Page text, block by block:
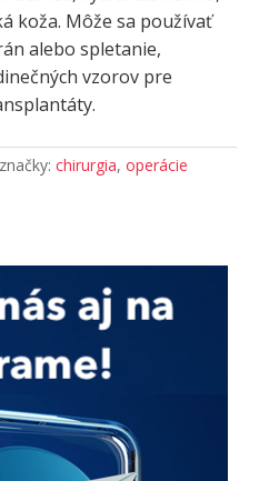
koža. Môže sa používať
alebo spletanie,
vzorov pre
značky: chirurgia, operácie